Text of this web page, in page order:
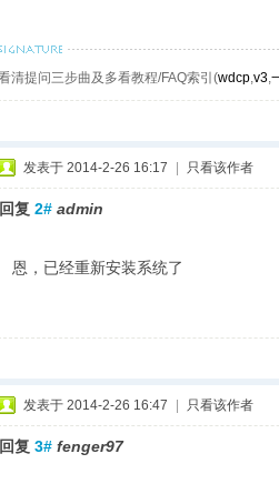
清提问三步曲及多看教程/FAQ索引(wdcp,v3,
发表于 2014-2-26 16:17 只看该作者
回复 2# admin
恩，已经重新安装系统了
发表于 2014-2-26 16:47 只看该作者
回复 3# fenger97